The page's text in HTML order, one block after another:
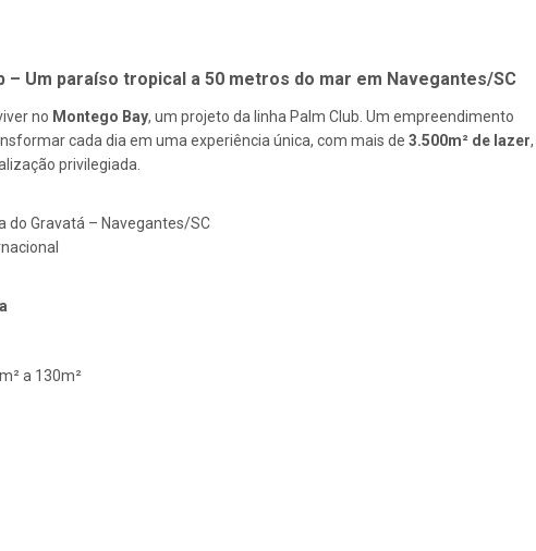
– Um paraíso tropical a 50 metros do mar em Navegantes/SC
no Montego Bay, um projeto da linha Palm Club. Um empreendimento
cada dia em uma experiência única, com mais de 3.500m² de lazer,
privilegiada.
do Gravatá – Navegantes/SC
a 130m²